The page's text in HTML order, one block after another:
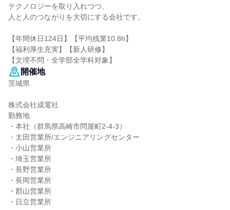
テクノロジーを取り入れつつ、
人と人のつながりを大切にする会社です。
【年間休日124日】【平均残業10.8h】
【福利厚生充実】【新人研修】
【文理不問・全学部全学科対象】
開催地
茨城県
株式会社成電社
勤務地
・本社（群馬県高崎市問屋町2-4-3）
・太田営業所/エンジニアリングセンター
・小山営業所
・埼玉営業所
・長野営業所
・長岡営業所
・郡山営業所
・日立営業所